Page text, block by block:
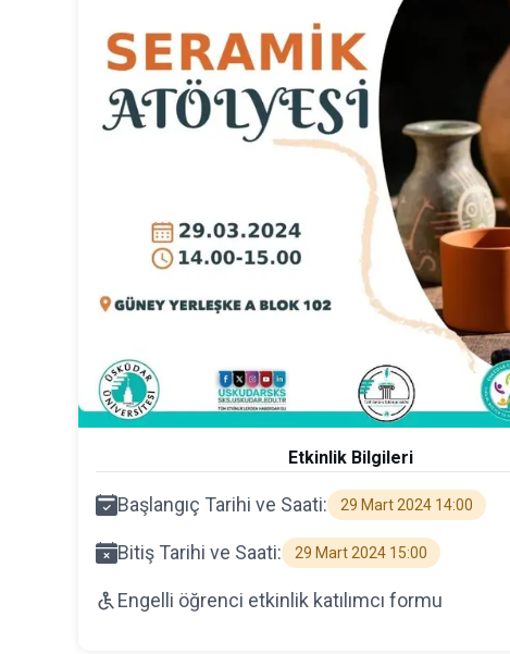
Etkinlik Bilgileri
Başlangıç Tarihi ve Saati: 29 Mart 2024 14:00
Bitiş Tarihi ve Saati: 29 Mart 2024 15:00
Engelli öğrenci etkinlik katılımcı formu